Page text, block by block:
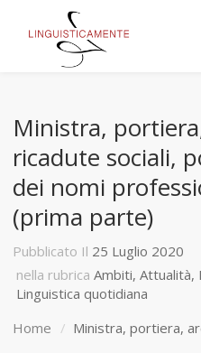
Ministra,
ricadute sociali,
dei nomi
(prima parte)
Pubblicato Il 25 Luglio 2020
nella rubrica Ambiti,Attualità,
Linguistica quotidiana
Home
Ministra, portiera,